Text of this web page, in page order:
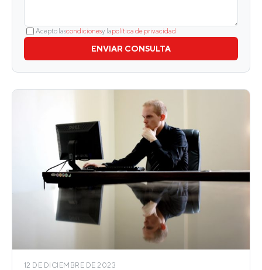
Acepto lascondicionesy lapolítica de privacidad
ENVIAR CONSULTA
12 DE DICIEMBRE DE 2023